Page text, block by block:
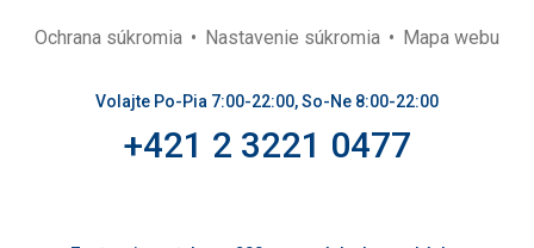
Ochrana súkromia Nastavenie súkromia Mapa webu
Volajte Po-Pia 7:00-22:00, So-Ne 8:00-22:00
+421 2 3221 0477